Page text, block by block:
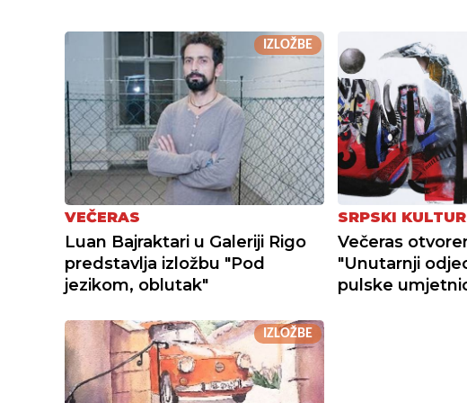
IZLOŽBE
VEČERAS
Luan Bajraktari u Galeriji Rigo
predstavlja izložbu "Pod
jezikom, oblutak"
SRPSKI
Večeras
"Unutarnji
pulske
IZLOŽBE